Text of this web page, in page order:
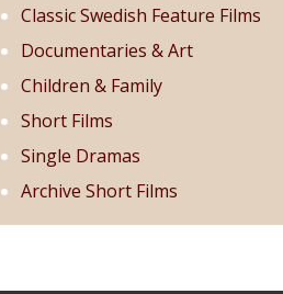
Classic Swedish Feature Films
Documentaries & Art
Children & Family
Short Films
Single Dramas
Archive Short Films